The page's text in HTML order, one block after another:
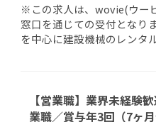
※この求人は、wovie(ウー
窓口を通じての受付となり
を中心に建設機械のレンタ
【営業職】業界未経験
業職／賞与年3回（7ヶ